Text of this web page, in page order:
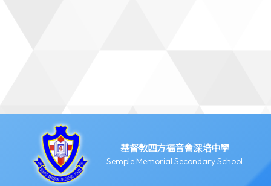
基督教四方福音會深培中學
Semple Memorial Secondary School